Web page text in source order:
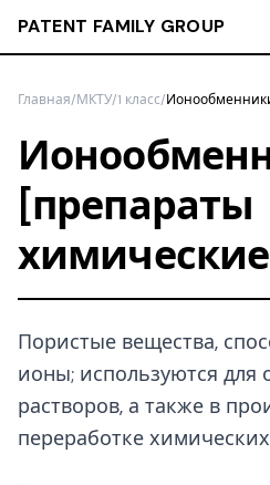
PATENT FAMILY GROUP
Главная/МКТУ/1 класс/
[препараты
Пористые вещества,
ионы; используются для
растворов, а также в
переработке